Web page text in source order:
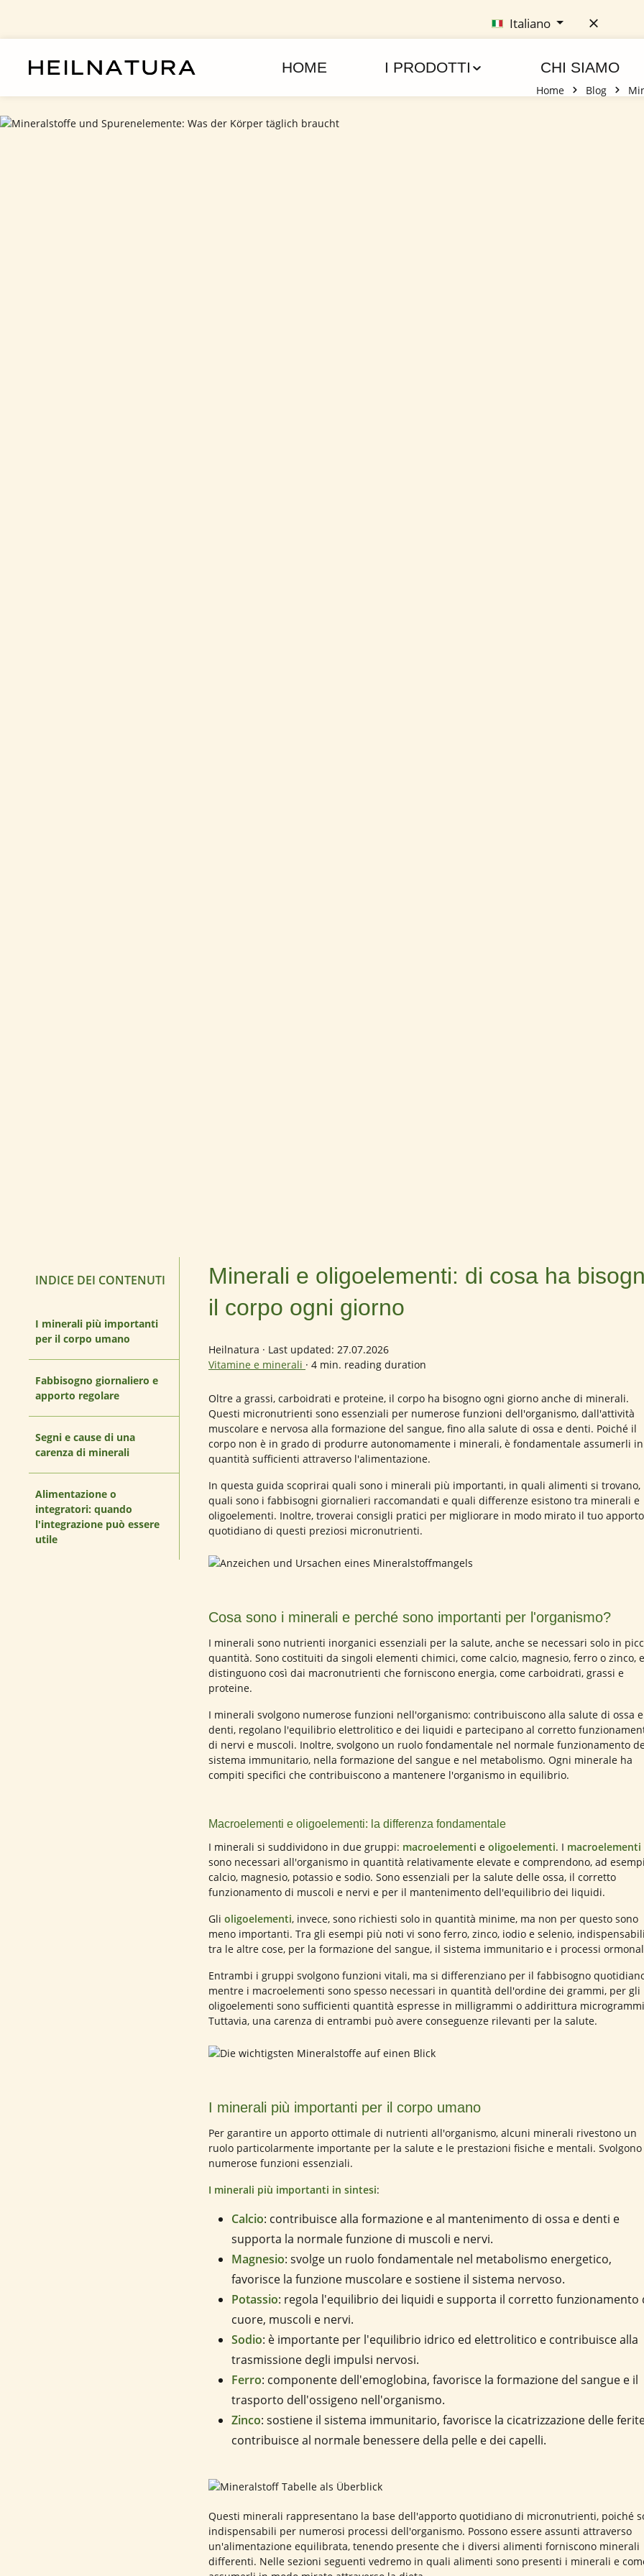
Italiano
HOME I PRODOTTI CHI SIAMO
Home Blog
INDICE DEI CONTENUTI
I minerali più importanti
per il corpo umano
Fabbisogno giornaliero e
apporto regolare
Segni e cause di una
carenza di minerali
Alimentazione o
integratori: quando
l'integrazione può essere
utile
Minerali e oligoelementi: di cosa ha
il corpo ogni giorno
Heilnatura · Last updated: 27.07.2026
Vitamine e minerali · 4 min. reading duration
Oltre a grassi, carboidrati e proteine, il corpo ha bisogno ogni giorno anche di minerali.
Questi micronutrienti sono essenziali per numerose funzioni dell'organismo, dall'attività
muscolare e nervosa alla formazione del sangue, fino alla salute di ossa e denti. Poiché il
corpo non è in grado di produrre autonomamente i minerali, è fondamentale assumerli in
quantità sufficienti attraverso l'alimentazione.
In questa guida scoprirai quali sono i minerali più importanti, in quali alimenti si trovano,
quali sono i fabbisogni giornalieri raccomandati e quali differenze esistono tra minerali e
oligoelementi. Inoltre, troverai consigli pratici per migliorare in modo mirato il tuo apporto
quotidiano di questi preziosi micronutrienti.
Cosa sono i minerali e perché sono importanti per l'organismo?
I minerali sono nutrienti inorganici essenziali per la salute, anche se necessari solo in
quantità. Sono costituiti da singoli elementi chimici, come calcio, magnesio, ferro o zinco,
distinguono così dai macronutrienti che forniscono energia, come carboidrati, grassi e
proteine.
I minerali svolgono numerose funzioni nell'organismo: contribuiscono alla salute di ossa e
denti, regolano l'equilibrio elettrolitico e dei liquidi e partecipano al corretto
di nervi e muscoli. Inoltre, svolgono un ruolo fondamentale nel normale funzionamento
sistema immunitario, nella formazione del sangue e nel metabolismo. Ogni minerale ha
compiti specifici che contribuiscono a mantenere l'organismo in equilibrio.
Macroelementi e oligoelementi: la differenza fondamentale
I minerali si suddividono in due gruppi: macroelementi e oligoelementi. I macroelementi
sono necessari all'organismo in quantità relativamente elevate e comprendono, ad
calcio, magnesio, potassio e sodio. Sono essenziali per la salute delle ossa, il corretto
funzionamento di muscoli e nervi e per il mantenimento dell'equilibrio dei liquidi.
Gli oligoelementi, invece, sono richiesti solo in quantità minime, ma non per questo sono
meno importanti. Tra gli esempi più noti vi sono ferro, zinco, iodio e selenio,
tra le altre cose, per la formazione del sangue, il sistema immunitario e i processi
Entrambi i gruppi svolgono funzioni vitali, ma si differenziano per il fabbisogno
mentre i macroelementi sono spesso necessari in quantità dell'ordine dei grammi, per gli
oligoelementi sono sufficienti quantità espresse in milligrammi o addirittura
Tuttavia, una carenza di entrambi può avere conseguenze rilevanti per la salute.
I minerali più importanti per il corpo umano
Per garantire un apporto ottimale di nutrienti all'organismo, alcuni minerali rivestono un
ruolo particolarmente importante per la salute e le prestazioni fisiche e mentali. Svolgono
numerose funzioni essenziali.
I minerali più importanti in sintesi:
Calcio: contribuisce alla formazione e al mantenimento di ossa e denti e
supporta la normale funzione di muscoli e nervi.
Magnesio: svolge un ruolo fondamentale nel metabolismo energetico,
favorisce la funzione muscolare e sostiene il sistema nervoso.
Potassio: regola l'equilibrio dei liquidi e supporta il corretto funzionamento
cuore, muscoli e nervi.
Sodio: è importante per l'equilibrio idrico ed elettrolitico e contribuisce alla
trasmissione degli impulsi nervosi.
Ferro: componente dell'emoglobina, favorisce la formazione del sangue e il
trasporto dell'ossigeno nell'organismo.
Zinco: sostiene il sistema immunitario, favorisce la cicatrizzazione delle
contribuisce al normale benessere della pelle e dei capelli.
Questi minerali rappresentano la base dell'apporto quotidiano di micronutrienti, poiché
indispensabili per numerosi processi dell'organismo. Possono essere assunti attraverso
un'alimentazione equilibrata, tenendo presente che i diversi alimenti forniscono minerali
differenti. Nelle sezioni seguenti vedremo in quali alimenti sono presenti i minerali e